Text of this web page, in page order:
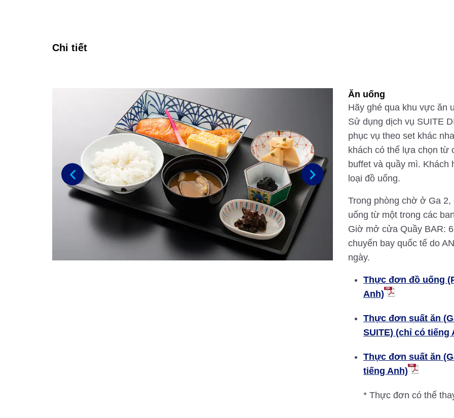
Chi tiết
Previous Next
Ăn uống
Hãy ghé qua khu vực ăn
Sử dụng dịch vụ SUITE
phục vụ theo set khác
khách có thể lựa chọn từ
buffet và quầy mì.
loại đồ uống.
Trong phòng chờ ở Ga
uống từ một trong các
Giờ mở cửa Quầy BAR:
chuyến bay quốc tế do
ngày.
Thực đơn đồ uống
Anh)
Thực đơn suất ăn
SUITE) (chỉ có tiếng
Thực đơn suất ăn
tiếng Anh)
* Thực đơn có thể